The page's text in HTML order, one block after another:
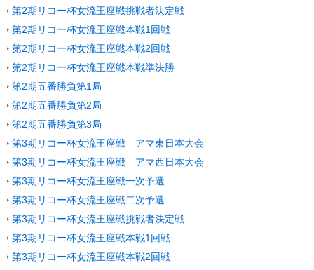
第2期リコー杯女流王座戦挑戦者決定戦
第2期リコー杯女流王座戦本戦1回戦
第2期リコー杯女流王座戦本戦2回戦
第2期リコー杯女流王座戦本戦準決勝
第2期五番勝負第1局
第2期五番勝負第2局
第2期五番勝負第3局
第3期リコー杯女流王座戦 アマ東日本大会
第3期リコー杯女流王座戦 アマ西日本大会
第3期リコー杯女流王座戦一次予選
第3期リコー杯女流王座戦二次予選
第3期リコー杯女流王座戦挑戦者決定戦
第3期リコー杯女流王座戦本戦1回戦
第3期リコー杯女流王座戦本戦2回戦